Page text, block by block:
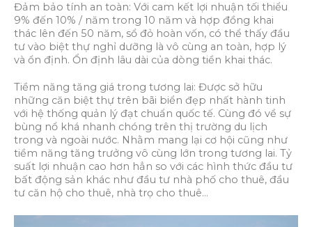
Đảm bảo tính an toàn: Với cam kết lợi nhuận tối thiểu
9% đến 10% / năm trong 10 năm và hợp đồng khai
thác lên đến 50 năm, sổ đỏ hoàn vốn, có thể thấy đầu
tư vào biệt thự nghỉ dưỡng là vô cùng an toàn, hợp lý
và ổn định. Ổn định lâu dài của dòng tiền khai thác.
Tiềm năng tăng giá trong tương lai: Được sở hữu
những căn biệt thự trên bãi biển đẹp nhất hành tinh
với hệ thống quản lý đạt chuẩn quốc tế. Cùng đó về sự
bùng nổ khá nhanh chóng trên thị trường du lịch
trong và ngoài nước. Nhằm mang lại cơ hội cũng như
tiềm năng tăng trưởng vô cùng lớn trong tương lai. Tỷ
suất lợi nhuận cao hơn hẳn so với các hình thức đầu tư
bất động sản khác như đầu tư nhà phố cho thuê, đầu
tư căn hộ cho thuê, nhà trọ cho thuê…